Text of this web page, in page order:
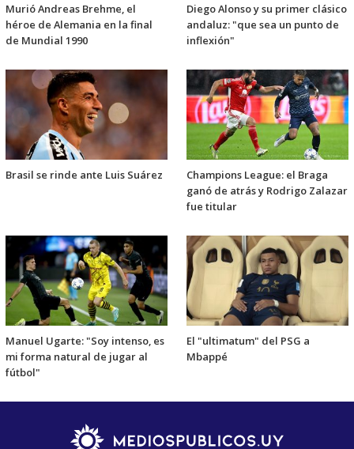
Murió Andreas Brehme, el
héroe de Alemania en la final
de Mundial 1990
Diego Alonso y su primer clásico
andaluz: "que sea un punto de
inflexión"
Brasil se rinde ante Luis Suárez
Champions League: el Braga
ganó de atrás y Rodrigo Zalazar
fue titular
Manuel Ugarte: "Soy intenso, es
mi forma natural de jugar al
fútbol"
El "ultimatum" del PSG a
Mbappé